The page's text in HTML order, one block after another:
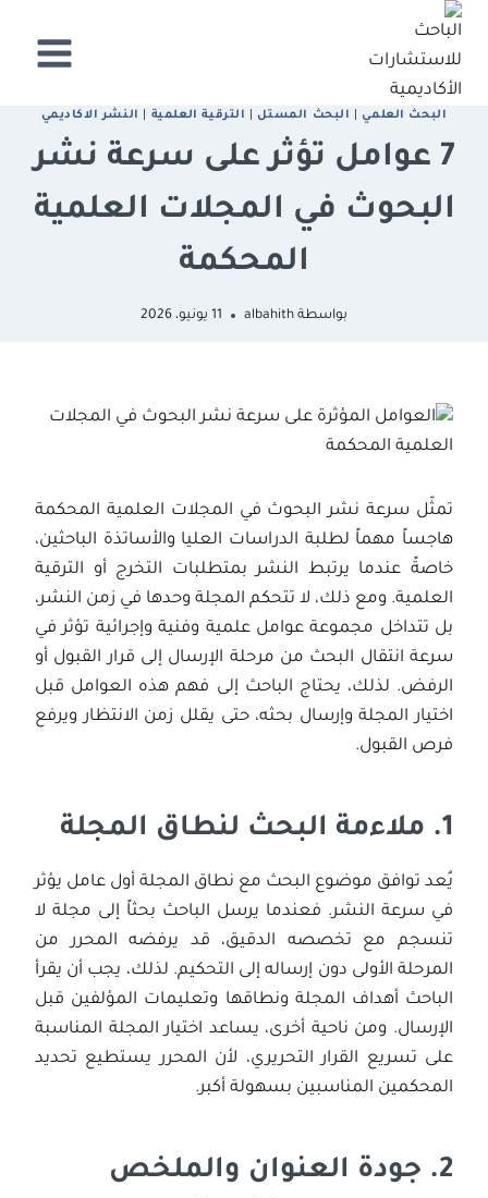
التجاوز
البحث العلمي البحث المستل الترقية العلمية النشر الاكاديمي
7 عوامل تؤثر على سرعة نشر
البحوث في المجلات العلمية
المحكمة
بواسطة albahith 11 يونيو، 2026
تمثّل سرعة نشر البحوث في المجلات العلمية المحكمة
هاجساً مهماً لطلبة الدراسات العليا والأساتذة الباحثين،
خاصةً عندما يرتبط النشر بمتطلبات التخرج أو الترقية
العلمية. ومع ذلك، لا تتحكم المجلة وحدها في زمن النشر،
بل تتداخل مجموعة عوامل علمية وفنية وإجرائية تؤثر في
سرعة انتقال البحث من مرحلة الإرسال إلى قرار القبول أو
الرفض. لذلك، يحتاج الباحث إلى فهم هذه العوامل قبل
اختيار المجلة وإرسال بحثه، حتى يقلل زمن الانتظار ويرفع
فرص القبول.
1. ملاءمة البحث لنطاق المجلة
يُعد توافق موضوع البحث مع نطاق المجلة أول عامل يؤثر
في سرعة النشر. فعندما يرسل الباحث بحثاً إلى مجلة لا
تنسجم مع تخصصه الدقيق، قد يرفضه المحرر من
المرحلة الأولى دون إرساله إلى التحكيم. لذلك، يجب أن يقرأ
الباحث أهداف المجلة ونطاقها وتعليمات المؤلفين قبل
الإرسال. ومن ناحية أخرى، يساعد اختيار المجلة المناسبة
على تسريع القرار التحريري، لأن المحرر يستطيع تحديد
المحكمين المناسبين بسهولة أكبر.
2.
جودة العنوان والملخص